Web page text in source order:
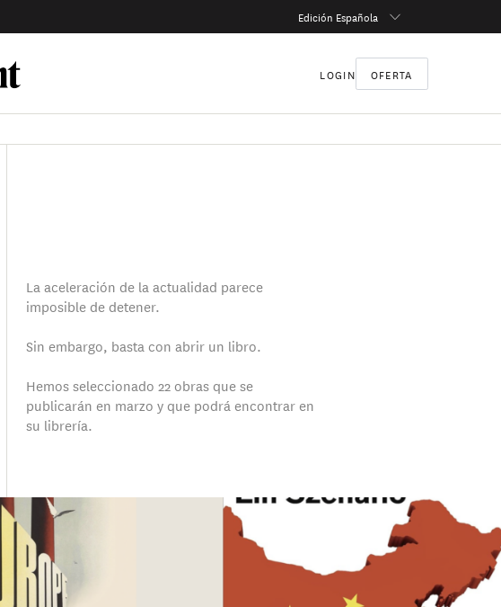
Edición Española
LOGIN OFERTA
La aceleración de la actualidad parece
imposible de detener.
Sin embargo, basta con abrir un libro.
Hemos seleccionado 22 obras que se
publicarán en marzo y que podrá encontrar en
su librería.